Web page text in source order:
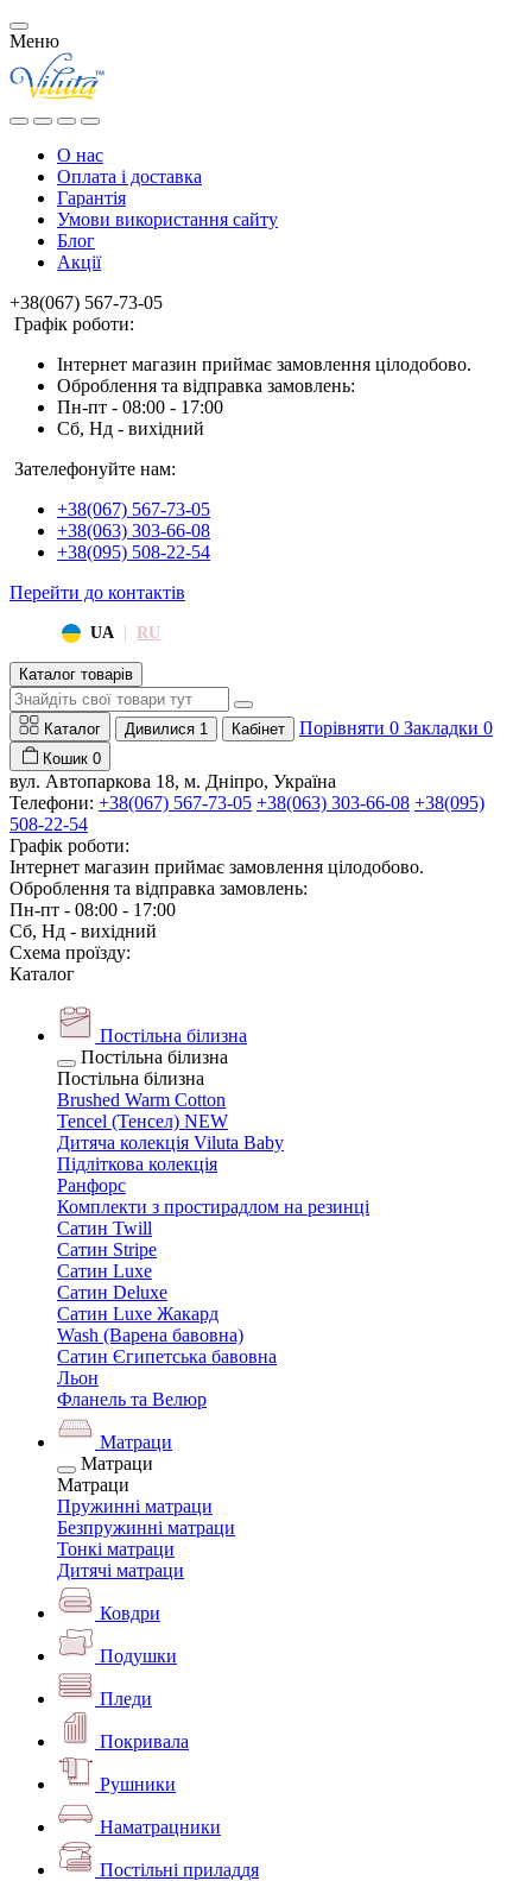
Меню
О нас
Оплата і доставка
Гарантія
Умови використання сайту
Блог
Акції
+38(067) 567-73-05
Графік роботи:
Інтернет магазин приймає замовлення цілодобово.
Оброблення та відправка замовлень:
Пн-пт - 08:00 - 17:00
Сб, Нд - вихідний
Зателефонуйте нам:
+38(067) 567-73-05
+38(063) 303-66-08
+38(095) 508-22-54
Перейти до контактів
UA | RU
Каталог товарів
Каталог Дивилися 1 Кабінет Порівняти 0 Закладки 0
Кошик 0
вул. Автопаркова 18, м. Дніпро, Україна
Телефони: +38(067) 567-73-05 +38(063) 303-66-08 +38(095)
508-22-54
Графік роботи:
Інтернет магазин приймає замовлення цілодобово.
Оброблення та відправка замовлень:
Пн-пт - 08:00 - 17:00
Сб, Нд - вихідний
Схема проїзду:
Каталог
Постільна білизна
Постільна білизна
Постільна білизна
Brushed Warm Cotton
Tencel (Тенсел) NEW
Дитяча колекція Viluta Baby
Підліткова колекція
Ранфорс
Комплекти з простирадлом на резинці
Сатин Twill
Сатин Stripe
Сатин Luxe
Сатин Deluxe
Сатин Luxe Жакард
Wash (Варена бавовна)
Сатин Єгипетська бавовна
Льон
Фланель та Велюр
Матраци
Матраци
Матраци
Пружинні матраци
Безпружинні матраци
Тонкі матраци
Дитячі матраци
Ковдри
Подушки
Пледи
Покривала
Рушники
Наматрацники
Постільні приладдя